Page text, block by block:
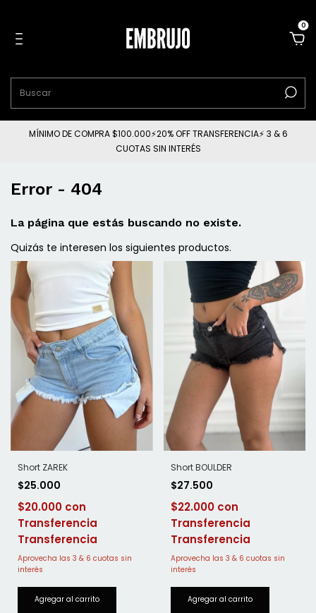
0
MÍNIMO DE COMPRA $100.000⚡20% OFF TRANSFERENCIA⚡ 3 & 6
CUOTAS SIN INTERÉS
Error - 404
La página que estás buscando no existe.
Quizás te interesen los siguientes productos.
Short ZAREK
$25.000
$20.000
Transferencia
Short BOULDER
$27.500
$22.000
Transferencia